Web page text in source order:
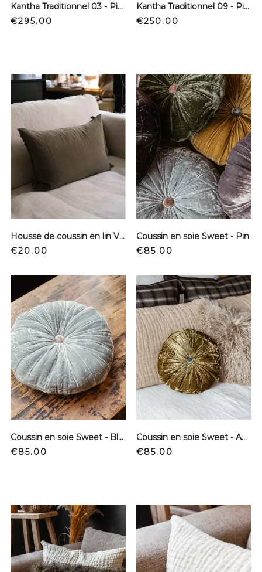
Kantha Traditionnel 03 - Pièce unique
Price
€295.00
Kantha Traditionnel 09 - Pièce unique
Price
€250.00
Housse de coussin en lin Viti - Kaki
Price
€20.00
Coussin en soie Sweet - Pin
Price
€85.00
Coussin en soie Sweet - Bleuet
Price
€85.00
Coussin en soie Sweet - Absinthe
Price
€85.00